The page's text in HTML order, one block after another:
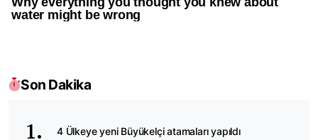
Son Dakika
4 Ülkeye yeni Büyükelçi atamaları yapıldı